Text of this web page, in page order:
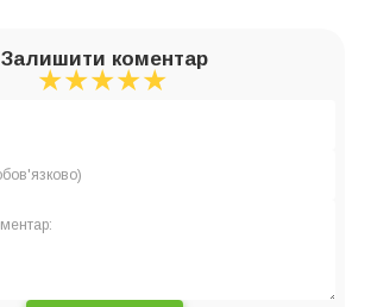
Залишити коментар
★
★★
★★★
★★★★
★★★★★